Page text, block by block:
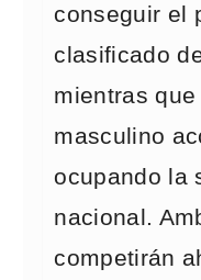
conseguir el
clasificado
mientras
masculino
ocupando la
nacional.
competirán